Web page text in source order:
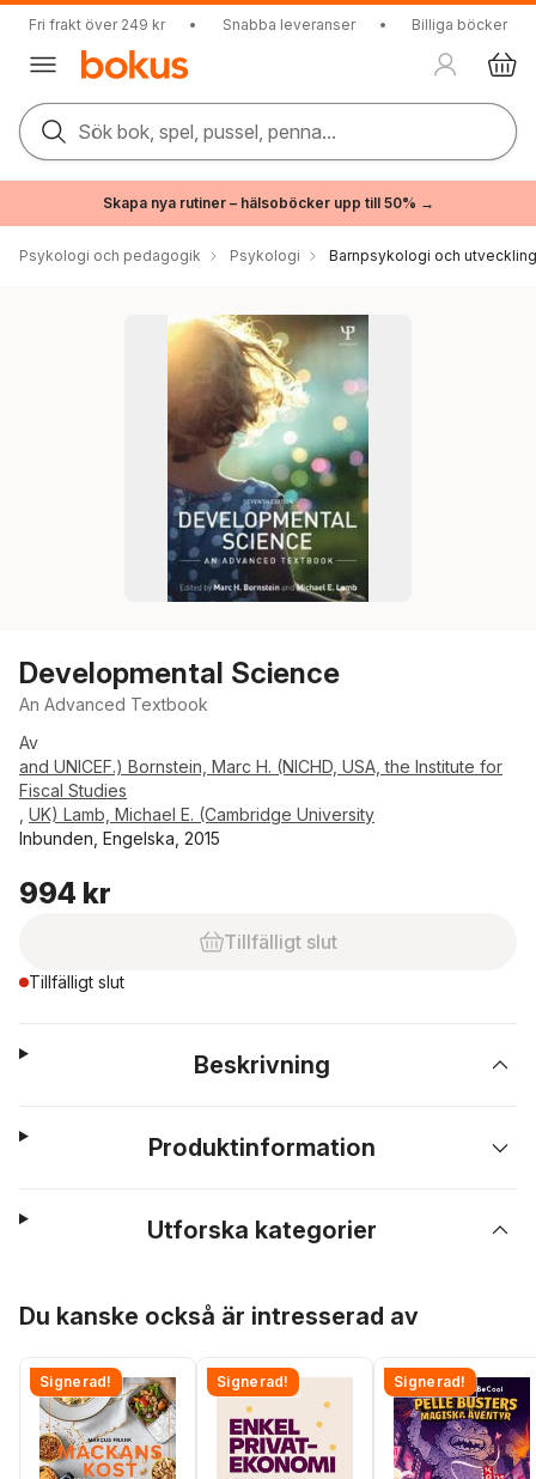
Fri frakt över 249 kr • Snabba leveranser • Billiga böcker
Sök bok, spel, pussel, penna...
Skapa nya rutiner – hälsoböcker upp till 50% →
Psykologi och pedagogik Psykologi Barnpsykologi och
Developmental Science
An Advanced Textbook
Av
and UNICEF.) Bornstein, Marc H. (NICHD, USA, the Institute for
Fiscal Studies
UK) Lamb, Michael E. (Cambridge University
Inbunden, Engelska, 2015
994 kr
Tillfälligt slut
Tillfälligt slut
Beskrivning
Produktinformation
Utforska kategorier
Du kanske också är intresserad av
Signerad! Signerad! Signerad!